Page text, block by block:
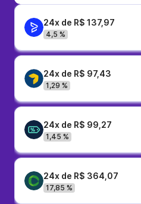
24x de R$ 137,97
4,5 %
24x de R$ 97,43
1,29 %
24x de R$ 99,27
1,45 %
24x de R$ 364,07
17,85 %